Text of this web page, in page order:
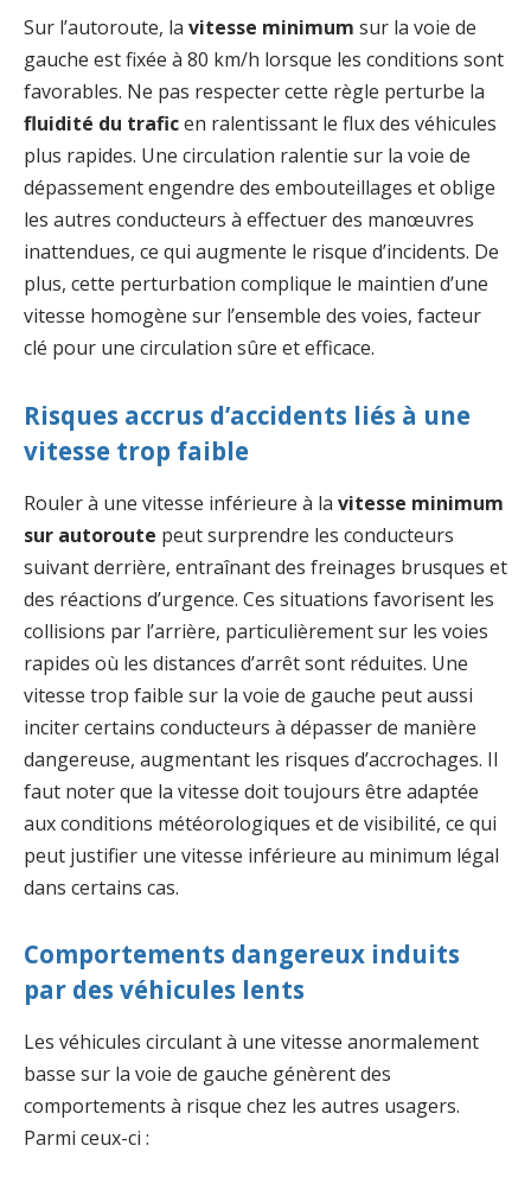
Sur l’autoroute, la vitesse minimum sur la voie de
gauche est fixée à 80 km/h lorsque les conditions sont
favorables. Ne pas respecter cette règle perturbe la
fluidité du traficen ralentissant le flux des véhicules
plus rapides. Une circulation ralentie sur la voie de
dépassement engendre des embouteillages et oblige
les autres conducteurs à effectuer des manœuvres
inattendues, ce qui augmente le risque d’incidents. De
plus, cette perturbation complique le maintien d’une
vitesse homogène sur l’ensemble des voies, facteur
clé pour une circulation sûre et efficace.
Risques accrus d’accidents liés à une
vitesse trop faible
Rouler à une vitesse inférieure à la vitesse minimum
sur autoroute peut surprendre les conducteurs
suivant derrière, entraînant des freinages brusques et
des réactions d’urgence. Ces situations favorisent les
collisions par l’arrière, particulièrement sur les voies
rapides où les distances d’arrêt sont réduites. Une
vitesse trop faible sur la voie de gauche peut aussi
inciter certains conducteurs à dépasser de manière
dangereuse, augmentant les risques d’accrochages. Il
faut noter que la vitesse doit toujours être adaptée
aux conditions météorologiques et de visibilité, ce qui
peut justifier une vitesse inférieure au minimum légal
dans certains cas.
Comportements dangereux induits
par des véhicules lents
Les véhicules circulant à une vitesse anormalement
basse sur la voie de gauche génèrent des
comportements à risque chez les autres usagers.
Parmi ceux-ci :